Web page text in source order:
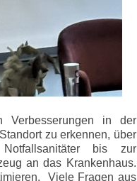
Verbesserungen in der
zu erkennen, über
bis zur
an das Krankenhaus.
Viele Fragen aus